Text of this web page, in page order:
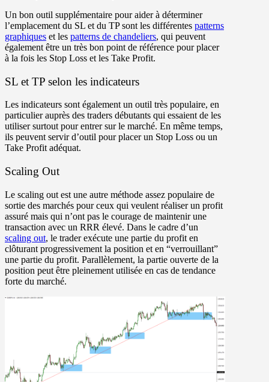
Un bon outil supplémentaire pour aider à déterminer
l’emplacement du SL et du TP sont les différentes patterns
graphiques et les patterns de chandeliers, qui peuvent
également être un très bon point de référence pour placer
à la fois les Stop Loss et les Take Profit.
SL et TP selon les indicateurs
Les indicateurs sont également un outil très populaire, en
particulier auprès des traders débutants qui essaient de les
utiliser surtout pour entrer sur le marché. En même temps,
ils peuvent servir d’outil pour placer un Stop Loss ou un
Take Profit adéquat.
Scaling Out
Le scaling out est une autre méthode assez populaire de
sortie des marchés pour ceux qui veulent réaliser un profit
assuré mais qui n’ont pas le courage de maintenir une
transaction avec un RRR élevé. Dans le cadre d’un
scaling out, le trader exécute une partie du profit en
clôturant progressivement la position et en “verrouillant”
une partie du profit. Parallèlement, la partie ouverte de la
position peut être pleinement utilisée en cas de tendance
forte du marché.